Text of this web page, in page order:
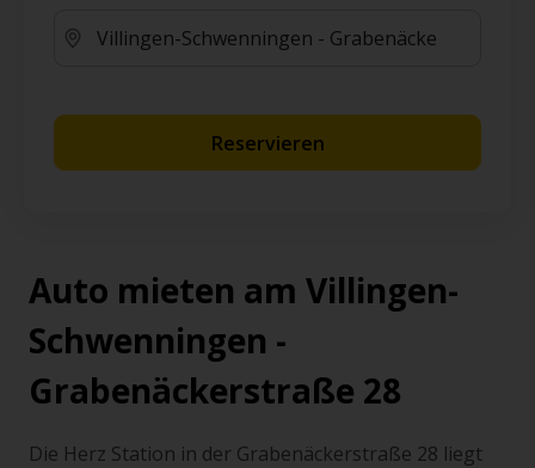
Reservieren
Auto mieten am Villingen-
Schwenningen -
Grabenäckerstraße 28
Die Herz Station in der Grabenäckerstraße 28 liegt